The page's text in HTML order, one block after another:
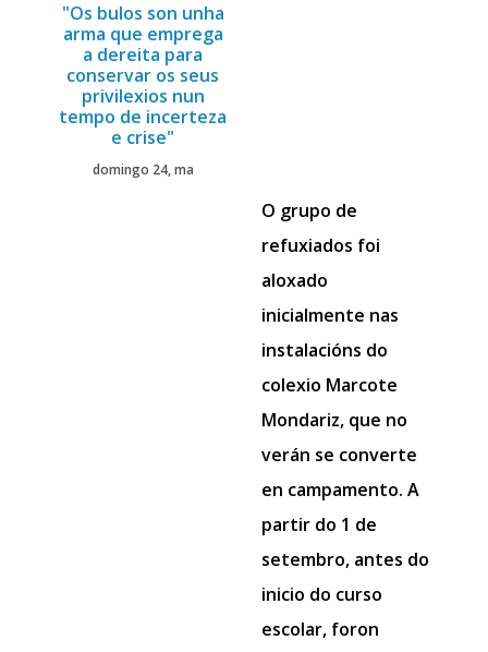
"Os bulos son unha
arma que emprega
a dereita para
conservar os seus
privilexios nun
tempo de incerteza
e crise"
domingo 24, ma
O grupo de
refuxiados foi
aloxado
inicialmente nas
instalacións do
colexio Marcote
Mondariz, que no
verán se converte
en campamento. A
partir do 1 de
setembro, antes do
inicio do curso
escolar, foron